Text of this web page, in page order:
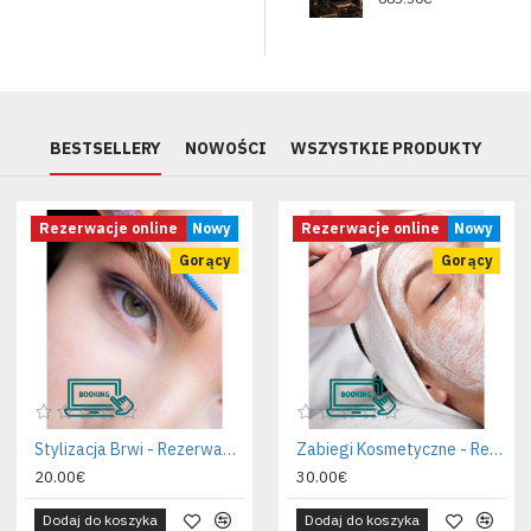
BESTSELLERY NOWOŚCI WSZYSTKIE PRODUKTY
Nowy
Gorący
Rezerwacje online
Stylizacja Brwi - Rezerwacja wizyty
20.00€
Dodaj do koszyka
Nowy
Gorący
Rezerwacje online
Zabiegi Kosmetyczne - Rezerwacja wizyty
30.00€
Dodaj do koszyka